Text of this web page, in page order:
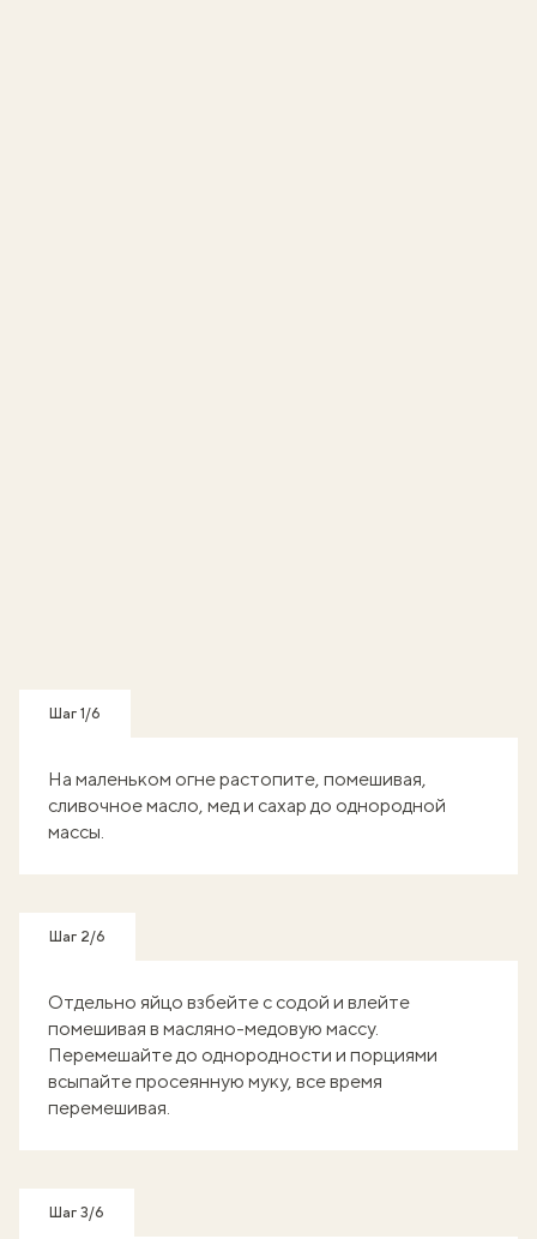
Шаг 1/6
На маленьком огне растопите, помешивая,
сливочное масло, мед и сахар до однородной
массы.
Шаг 2/6
Отдельно яйцо взбейте с содой и влейте
помешивая в масляно-медовую массу.
Перемешайте до однородности и порциями
всыпайте просеянную муку, все время
перемешивая.
Шаг 3/6